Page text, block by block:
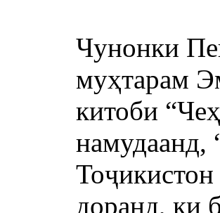
Чунонки
муҳтарам
китоби
доранд, ки